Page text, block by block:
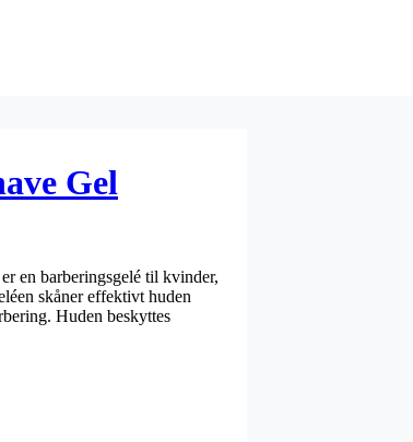
Gel
en barberingsgelé til kvinder,
skåner effektivt huden
Huden beskyttes